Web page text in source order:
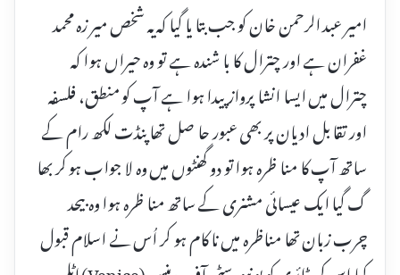
امیر عبد الرحمن خان کو جب بتا یا گیا کہ یہ شخص میر زہ محمد
غفران ہے اور چترال کا با شندہ ہے تو وہ حیراں ہوا کہ
چترال میں ایسا انشا پرواز پیدا ہوا ہے آپ کو منطق، فلسفہ
اور تقا بل ادیان پر بھی عبور حا صل تھا پنڈت لکھ رام کے
ساتھ آپ کا منا ظرہ ہوا تو دو گھنٹوں میں وہ لا جواب ہو کر بھا
گ گیا ایک عیسائی مشنری کے ساتھ منا ظرہ ہوا وہ بیحد
چرب زبان تھا مناظرہ میں نا کام ہو کر اُس نے اسلام قبول